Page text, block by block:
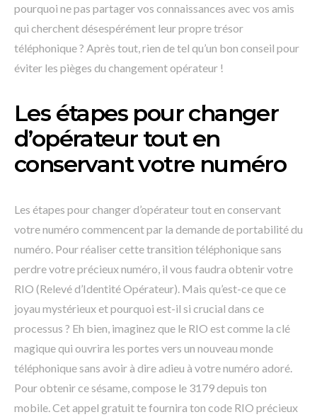
pourquoi ne pas partager vos connaissances avec vos amis
qui cherchent désespérément leur propre trésor
téléphonique ? Après tout, rien de tel qu’un bon conseil pour
éviter les pièges du changement opérateur !
Les étapes pour changer
d’opérateur tout en
conservant votre numéro
Les étapes pour changer d’opérateur tout en conservant
votre numéro commencent par la demande de portabilité du
numéro. Pour réaliser cette transition téléphonique sans
perdre votre précieux numéro, il vous faudra obtenir votre
RIO (Relevé d’Identité Opérateur). Mais qu’est-ce que ce
joyau mystérieux et pourquoi est-il si crucial dans ce
processus ? Eh bien, imaginez que le RIO est comme la clé
magique qui ouvrira les portes vers un nouveau monde
téléphonique sans avoir à dire adieu à votre numéro adoré.
Pour obtenir ce sésame, compose le 3179 depuis ton
mobile. Cet appel gratuit te fournira ton code RIO précieux